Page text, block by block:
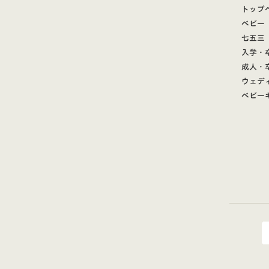
トップ
ベビー
七五三
入学・
成人・
ウェデ
ベビー